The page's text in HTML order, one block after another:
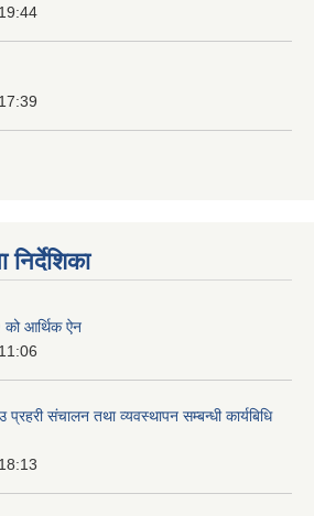
आर्थिक ऐन
प्रहरी संचालन तथा व्यवस्थापन सम्बन्धी कार्यबिधि